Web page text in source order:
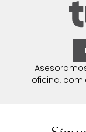
oficina,